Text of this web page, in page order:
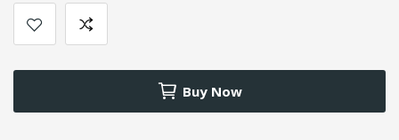
Buy Now